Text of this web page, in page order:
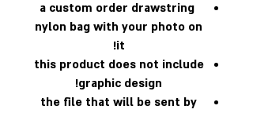
a custom order drawstring
nylon bag with your photo on
it!
this product does not include
graphic design!
the file that will be sent by